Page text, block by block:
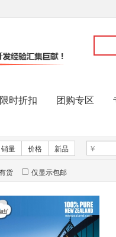
限时折扣 团购专区
销量 价格 新品
货 仅显示包邮